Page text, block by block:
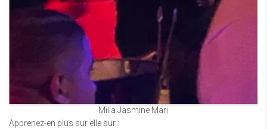
Milla Jasmine Mari
Apprenez-en plus sur elle sur :